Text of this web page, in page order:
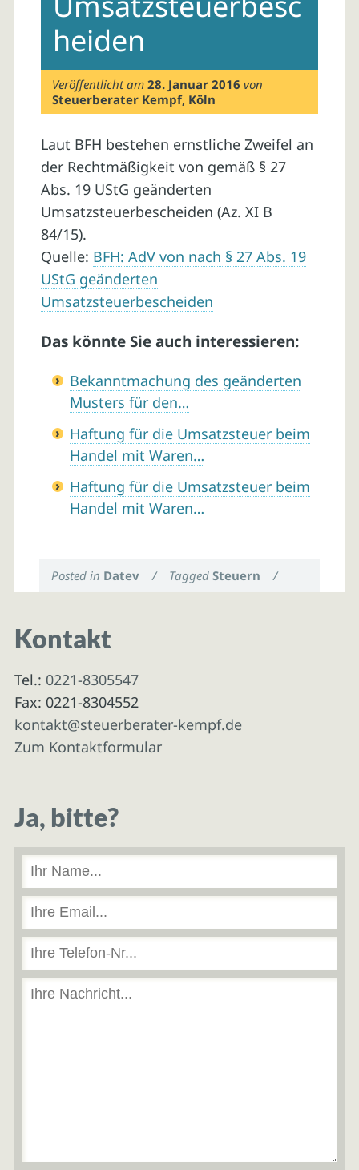
heiden
Veröffentlicht am28. Januar 2016 von
Steuerberater Kempf, Köln
Laut BFH bestehen ernstliche Zweifel an
der Rechtmäßigkeit von gemäß § 27
Abs. 19 UStG geänderten
Umsatzsteuerbescheiden (Az. XI B
84/15).
Quelle: BFH: AdV von nach § 27 Abs. 19
UStG geänderten
Umsatzsteuerbescheiden
Das könnte Sie auch interessieren:
Bekanntmachung des geänderten
Musters für den…
Haftung für die Umsatzsteuer beim
Handel mit Waren…
Haftung für die Umsatzsteuer beim
Handel mit Waren…
Posted in Datev / TaggedSteuern /
Kontakt
Tel.: 0221-8305547
Fax: 0221-8304552
kontakt@steuerberater-kempf.de
Zum Kontaktformular
Ja, bitte?